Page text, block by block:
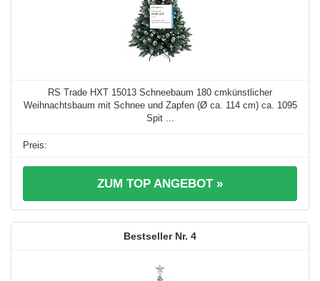
RS Trade HXT 15013 Schneebaum 180 cmkünstlicher
Weihnachtsbaum mit Schnee und Zapfen (Ø ca. 114 cm) ca. 1095
Spit ...
ZUM TOP ANGEBOT »
4